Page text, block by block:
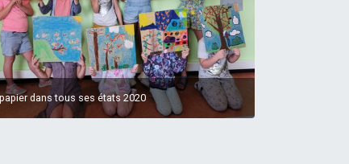
dans tous ses états 2020